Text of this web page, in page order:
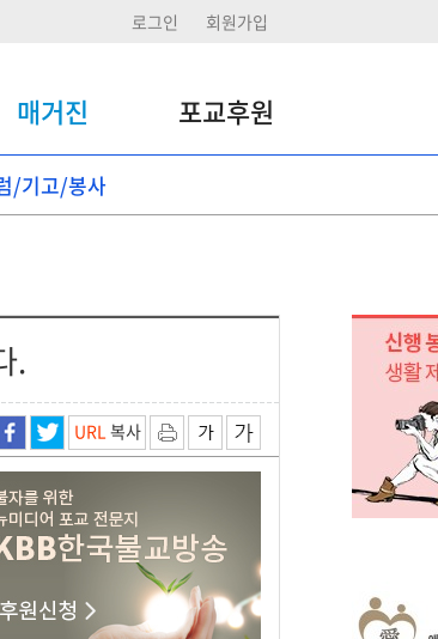
로그인 회원가입
매거진 포교후원
포교후원
/기고/봉사
.
URL 복사